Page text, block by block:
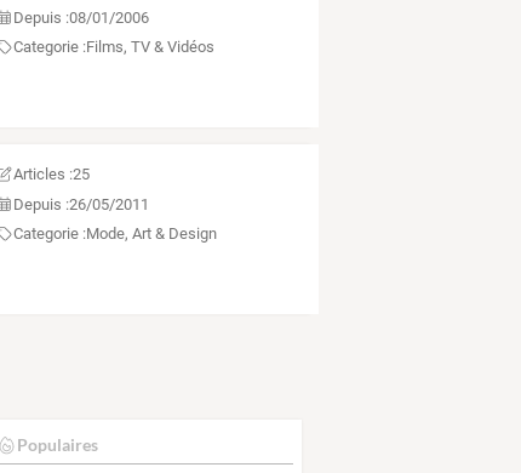
Depuis :08/01/2006
Categorie :Films, TV & Vidéos
Articles :25
Depuis :26/05/2011
Categorie :Mode, Art & Design
Populaires